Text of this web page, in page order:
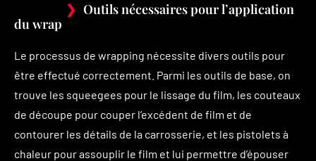
Outils nécessaires pour l’application
du wrap
Le processus de wrapping nécessite divers outils pour
être effectué correctement. Parmi les outils de base, on
trouve les squeegees pour le lissage du film, les couteaux
de découpe pour couper l’excédent de film et de
contourer les détails de la carrosserie, et les pistolets à
chaleur pour assouplir le film et lui permettre d’épouser